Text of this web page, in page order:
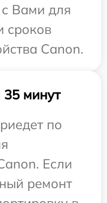
с Вами для
сроков
Canon.
минут
по
Если
ремонт